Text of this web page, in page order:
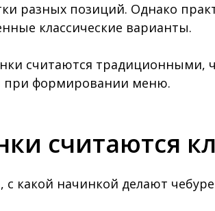
разных позиций. Однако
классические варианты.
считаются традиционными,
при формировании меню.
считаются
с какой начинкой делают